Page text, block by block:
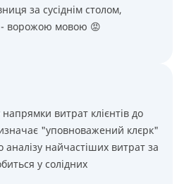
за сусіднім столом,
ворожою мовою 😡
витрат клієнтів до
"уповноважений клєрк"
аналізу найчастіших витрат за
у солідних